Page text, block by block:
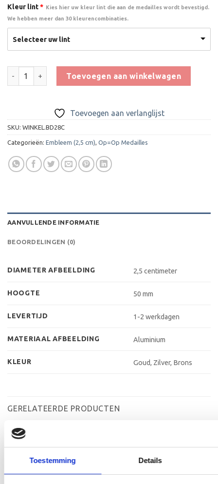
Toestemming Details
Kleur lint* Kies hier uw kleur lint die aan de medailles wordt bevestigd.
We hebben meer dan 30 kleurencombinaties.
Selecteer uw lint
Toevoegen aan winkelwagen
Toevoegen aan verlanglijst
SKU: WINKEL.BD28C
Categorieën: Embleem (2,5 cm), Op=Op Medailles
AANVULLENDE INFORMATIE
BEOORDELINGEN (0)
DIAMETER AFBEELDING 2,5 centimeter
HOOGTE 50 mm
LEVERTIJD 1-2 werkdagen
MATERIAAL AFBEELDING Aluminium
KLEUR Goud, Zilver, Brons
GERELATEERDE PRODUCTEN
Toevoegen
aan
aan